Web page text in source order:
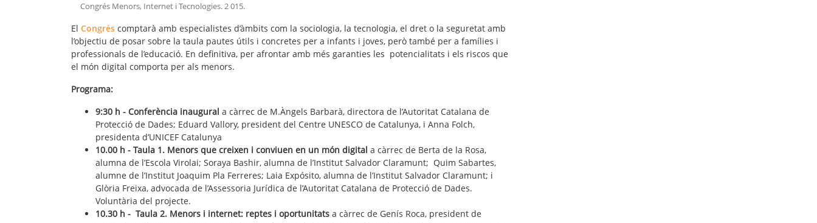
Congrés Menors, Internet i Tecnologies.2 015.
El Congrés comptarà amb especialistes d’àmbits com la sociologia, la tecnologia, el dret o la seguretat amb
l’objectiu de posar sobre la taula pautes útils i concretes per a infants i joves, però també per a famílies i
professionals de l’educació. En definitiva, per afrontar amb més garanties les potencialitats i els riscos que
el món digital comporta per als menors.
Programa:
9:30 h - Conferència inaugural a càrrec de M.Àngels Barbarà, directora de l’Autoritat Catalana de
Protecció de Dades; Eduard Vallory, president del Centre UNESCO de Catalunya, i Anna Folch,
presidenta d’UNICEF Catalunya
10.00 h - Taula 1. Menors que creixen i conviuen en un món digital a càrrec de Berta de la Rosa,
alumna de l’Escola Virolai; Soraya Bashir, alumna de l’Institut Salvador Claramunt; Quim Sabartes,
alumne de l’Institut Joaquim Pla Ferreres; Laia Expósito, alumna de l’Institut Salvador Claramunt; i
Glòria Freixa, advocada de l’Assessoria Jurídica de l’Autoritat Catalana de Protecció de Dades.
Voluntària del projecte.
10.30 h - Taula 2. Menors i internet: reptes i oportunitats a càrrec de Genís Roca, president de